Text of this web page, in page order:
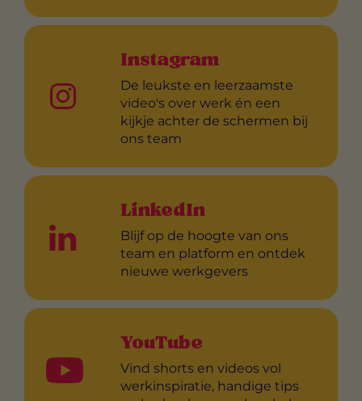
Instagram
De leukste en leerzaamste
video's over werk én een
kijkje achter de schermen bij
ons team
LinkedIn
Blijf op de hoogte van ons
team en platform en ontdek
nieuwe werkgevers
YouTube
Vind shorts en videos vol
werkinspiratie, handige tips